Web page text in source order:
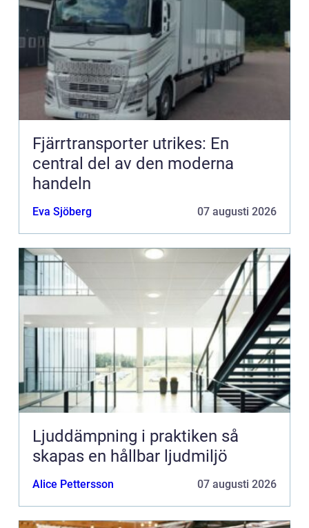
Fjärrtransporter utrikes: En
central del av den moderna
handeln
Eva Sjöberg 07 augusti 2026
Ljuddämpning i praktiken så
skapas en hållbar ljudmiljö
Alice Pettersson 07 augusti 2026